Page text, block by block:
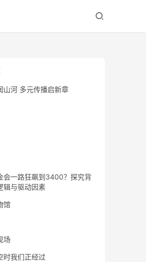
山河 多元传播启新章
会一路狂飙到3400？探究背
辑与驱动因素
馆
场
时我们正经过